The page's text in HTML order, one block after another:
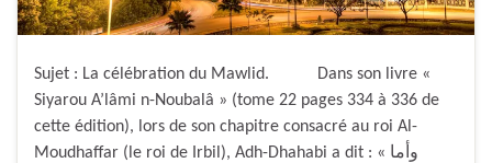
Sujet : La célébration du Mawlid. Dans son livre «
Siyarou A’lâmi n-Noubalâ » (tome 22 pages 334 à 336 de
cette édition), lors de son chapitre consacré au roi Al-
Moudhaffar (le roi de Irbil), Adh-Dhahabi a dit : « وأما